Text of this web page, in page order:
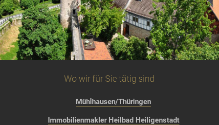
Wo wir für Sie tätig sind
Mühlhausen/Thüringen
Immobilienmakler Heilbad Heiligenstadt